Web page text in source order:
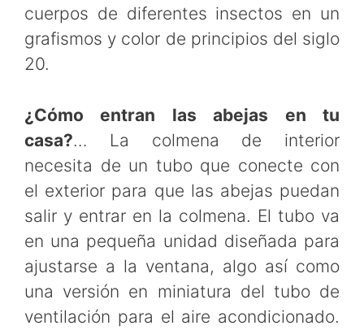
cuerpos de diferentes insectos en un
grafismos y color de principios del siglo
20.
¿Cómo entran las abejas en tu
casa?… La colmena de interior
necesita de un tubo que conecte con
el exterior para que las abejas puedan
salir y entrar en la colmena. El tubo va
en una pequeña unidad diseñada para
ajustarse a la ventana, algo así como
una versión en miniatura del tubo de
ventilación para el aire acondicionado.